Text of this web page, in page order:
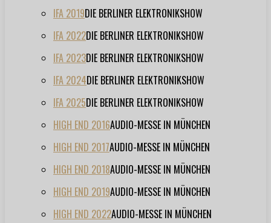
IFA 2019DIE BERLINER ELEKTRONIKSHOW
IFA 2022DIE BERLINER ELEKTRONIKSHOW
IFA 2023DIE BERLINER ELEKTRONIKSHOW
IFA 2024DIE BERLINER ELEKTRONIKSHOW
IFA 2025DIE BERLINER ELEKTRONIKSHOW
HIGH END 2016AUDIO-MESSE IN MÜNCHEN
HIGH END 2017AUDIO-MESSE IN MÜNCHEN
HIGH END 2018AUDIO-MESSE IN MÜNCHEN
HIGH END 2019AUDIO-MESSE IN MÜNCHEN
HIGH END 2022AUDIO-MESSE IN MÜNCHEN